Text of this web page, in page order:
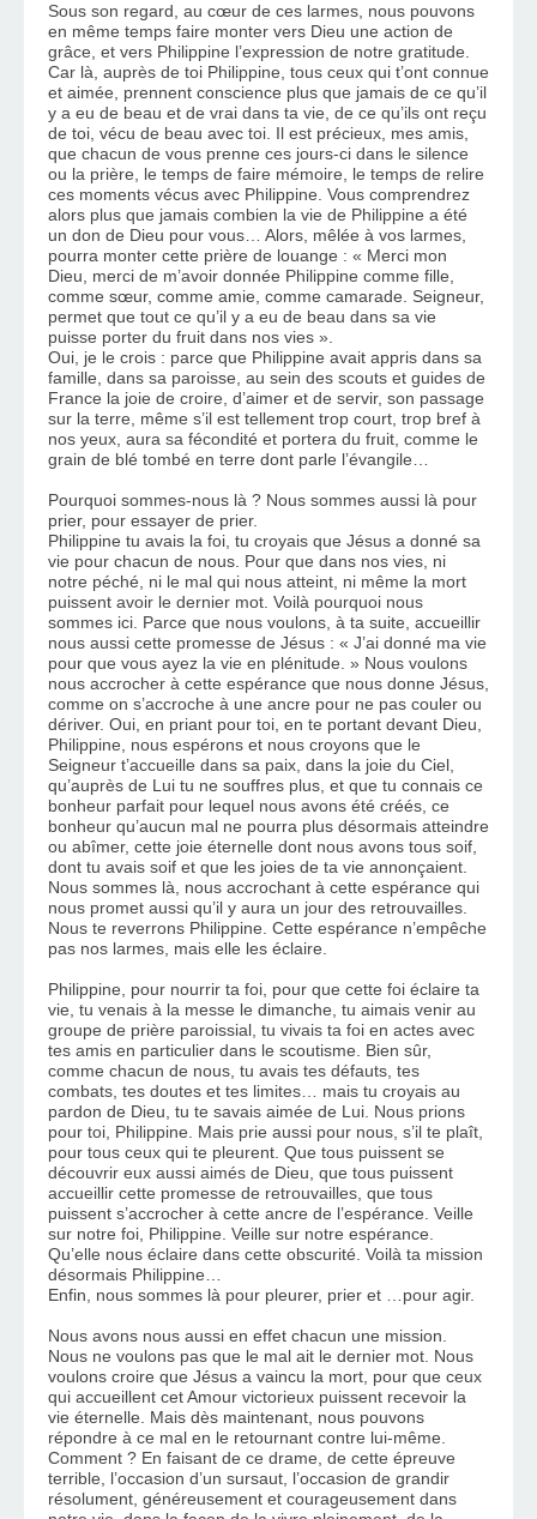
Sous son regard, au cœur de ces larmes, nous pouvons
en même temps faire monter vers Dieu une action de
grâce, et vers Philippine l’expression de notre gratitude.
Car là, auprès de toi Philippine, tous ceux qui t’ont connue
et aimée, prennent conscience plus que jamais de ce qu’il
y a eu de beau et de vrai dans ta vie, de ce qu’ils ont reçu
de toi, vécu de beau avec toi. Il est précieux, mes amis,
que chacun de vous prenne ces jours-ci dans le silence
ou la prière, le temps de faire mémoire, le temps de relire
ces moments vécus avec Philippine. Vous comprendrez
alors plus que jamais combien la vie de Philippine a été
un don de Dieu pour vous… Alors, mêlée à vos larmes,
pourra monter cette prière de louange : « Merci mon
Dieu, merci de m’avoir donnée Philippine comme fille,
comme sœur, comme amie, comme camarade. Seigneur,
permet que tout ce qu’il y a eu de beau dans sa vie
puisse porter du fruit dans nos vies ».
Oui, je le crois : parce que Philippine avait appris dans sa
famille, dans sa paroisse, au sein des scouts et guides de
France la joie de croire, d’aimer et de servir, son passage
sur la terre, même s’il est tellement trop court, trop bref à
nos yeux, aura sa fécondité et portera du fruit, comme le
grain de blé tombé en terre dont parle l’évangile…
Pourquoi sommes-nous là ? Nous sommes aussi là pour
prier, pour essayer de prier.
Philippine tu avais la foi, tu croyais que Jésus a donné sa
vie pour chacun de nous. Pour que dans nos vies, ni
notre péché, ni le mal qui nous atteint, ni même la mort
puissent avoir le dernier mot. Voilà pourquoi nous
sommes ici. Parce que nous voulons, à ta suite, accueillir
nous aussi cette promesse de Jésus : « J’ai donné ma vie
pour que vous ayez la vie en plénitude. » Nous voulons
nous accrocher à cette espérance que nous donne Jésus,
comme on s’accroche à une ancre pour ne pas couler ou
dériver. Oui, en priant pour toi, en te portant devant Dieu,
Philippine, nous espérons et nous croyons que le
Seigneur t’accueille dans sa paix, dans la joie du Ciel,
qu’auprès de Lui tu ne souffres plus, et que tu connais ce
bonheur parfait pour lequel nous avons été créés, ce
bonheur qu’aucun mal ne pourra plus désormais atteindre
ou abîmer, cette joie éternelle dont nous avons tous soif,
dont tu avais soif et que les joies de ta vie annonçaient.
Nous sommes là, nous accrochant à cette espérance qui
nous promet aussi qu’il y aura un jour des retrouvailles.
Nous te reverrons Philippine. Cette espérance n’empêche
pas nos larmes, mais elle les éclaire.
Philippine, pour nourrir ta foi, pour que cette foi éclaire ta
vie, tu venais à la messe le dimanche, tu aimais venir au
groupe de prière paroissial, tu vivais ta foi en actes avec
tes amis en particulier dans le scoutisme. Bien sûr,
comme chacun de nous, tu avais tes défauts, tes
combats, tes doutes et tes limites… mais tu croyais au
pardon de Dieu, tu te savais aimée de Lui. Nous prions
pour toi, Philippine. Mais prie aussi pour nous, s’il te plaît,
pour tous ceux qui te pleurent. Que tous puissent se
découvrir eux aussi aimés de Dieu, que tous puissent
accueillir cette promesse de retrouvailles, que tous
puissent s’accrocher à cette ancre de l’espérance. Veille
sur notre foi, Philippine. Veille sur notre espérance.
Qu’elle nous éclaire dans cette obscurité. Voilà ta mission
désormais Philippine…
Enfin, nous sommes là pour pleurer, prier et …pour agir.
Nous avons nous aussi en effet chacun une mission.
Nous ne voulons pas que le mal ait le dernier mot. Nous
voulons croire que Jésus a vaincu la mort, pour que ceux
qui accueillent cet Amour victorieux puissent recevoir la
vie éternelle. Mais dès maintenant, nous pouvons
répondre à ce mal en le retournant contre lui-même.
Comment ? En faisant de ce drame, de cette épreuve
terrible, l’occasion d’un sursaut, l’occasion de grandir
résolument, généreusement et courageusement dans